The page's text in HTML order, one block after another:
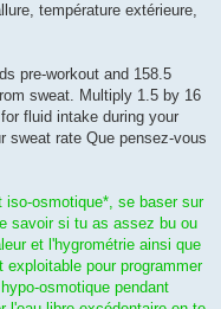
température extérieure,
pre-workout and 158.5
sweat. Multiply 1.5 by 16
fluid intake during your
sweat rate Que pensez-vous
iso-osmotique*, se baser sur
savoir si tu as assez bu ou
et l'hygrométrie ainsi que
exploitable pour programmer
osmotique pendant